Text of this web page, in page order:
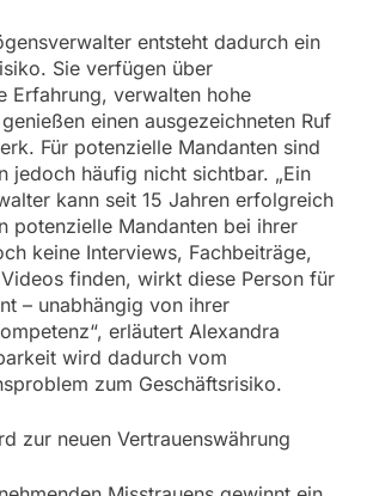
entsteht dadurch ein
Sie verfügen über
Erfahrung, verwalten hohe
einen ausgezeichneten Ruf
Für potenzielle Mandanten sind
jedoch häufig nicht sichtbar. „Ein
kann seit 15 Jahren erfolgreich
potenzielle Mandanten bei ihrer
keine Interviews, Fachbeiträge,
finden, wirkt diese Person für
– unabhängig von ihrer
erläutert Alexandra
wird dadurch vom
zum Geschäftsrisiko.
zur neuen Vertrauenswährung